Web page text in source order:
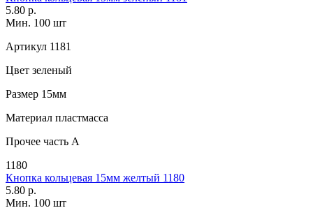
5.80 р.
Мин. 100 шт
Артикул 1181
Цвет зеленый
Размер 15мм
Материал пластмасса
Прочее часть A
1180
Кнопка кольцевая 15мм желтый 1180
5.80 р.
Мин. 100 шт